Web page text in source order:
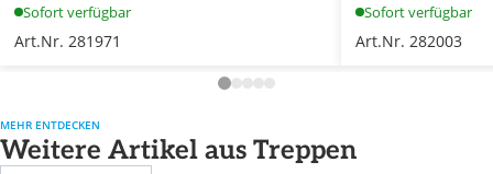
Sofort verfügbar
Art.Nr. 281971
Sofort verfügbar
Art.Nr. 282003
MEHR ENTDECKEN
Weitere Artikel aus Treppen